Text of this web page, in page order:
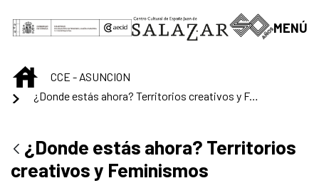
Saltar al contenido principal
MENÚ
INICIOCCE - ASUNCION
¿Donde estás ahora? Territorios creativos y Feminismos
¿Donde estás ahora? Territorios
creativos y Feminismos